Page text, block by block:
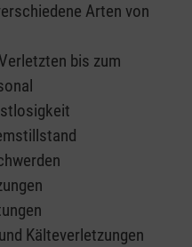
Arten von
bis zum
Kälteverletzungen